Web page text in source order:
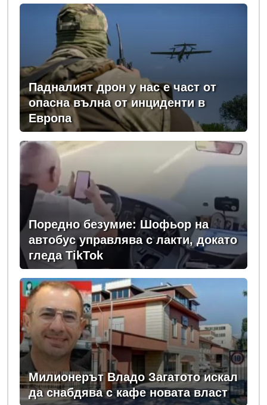
Падналият дрон у нас е част от
опасна вълна от инциденти в
Европа
Поредно безумие: Шофьор на
автобус управлява с лакти, докато
гледа TikTok
Милионерът Владо Загатото искал
да снабдява с кафе новата власт